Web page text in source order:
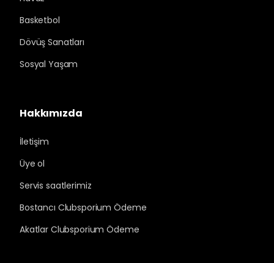
Basketbol
Dövüş Sanatları
Sosyal Yaşam
Hakkımızda
İletişim
Üye ol
Servis saatlerimiz
Bostancı Clubsporium Ödeme
Akatlar Clubsporium Ödeme